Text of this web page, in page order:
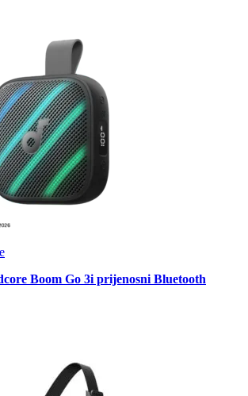
Boom Go 3i prijenosni Bluetooth